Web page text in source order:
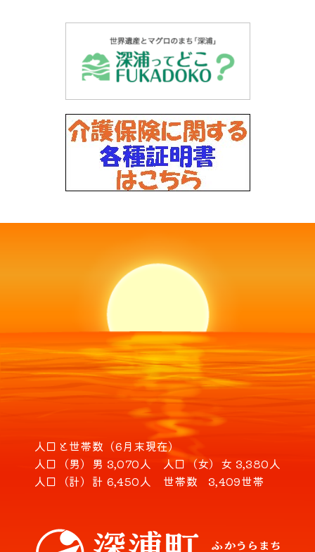
人口と世帯数（6月末現在）
人口（男） 男 3,070人 人口（女） 女 3,380人
人口（計） 計 6,450人 世帯数 3,409世帯